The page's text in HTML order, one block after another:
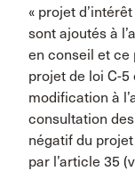
« projet
sont ajoutés à
en conseil et ce
projet de loi C-5
modification à
consultation
négatif du
par l’article 35